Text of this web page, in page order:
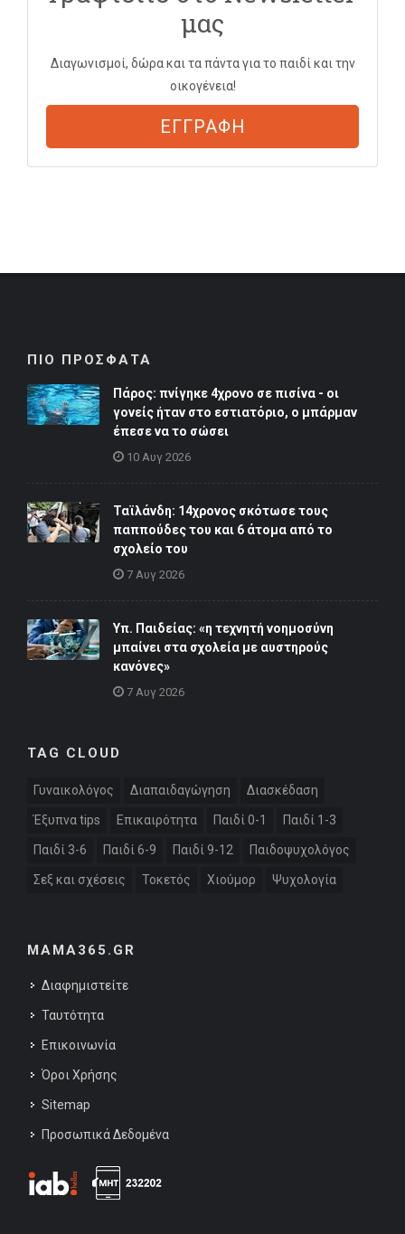
μας
Διαγωνισμοί, δώρα και τα πάντα για το παιδί και την
οικογένεια!
ΕΓΓΡΑΦΗ
ΠΙΟ ΠΡΟΣΦΑΤΑ
Πάρος: πνίγηκε 4χρονο σε πισίνα - οι
γονείς ήταν στο εστιατόριο, ο μπάρμαν
έπεσε να το σώσει
10 Αυγ 2026
Ταϊλάνδη: 14χρονος σκότωσε τους
παππούδες του και 6 άτομα από το
σχολείο του
7 Αυγ 2026
Υπ. Παιδείας: «η τεχνητή νοημοσύνη
μπαίνει στα σχολεία με αυστηρούς
κανόνες»
7 Αυγ 2026
TAG CLOUD
Γυναικολόγος Διαπαιδαγώγηση Διασκέδαση
Έξυπνα tips Επικαιρότητα Παιδί 0-1 Παιδί 1-3
Παιδί 3-6 Παιδί 6-9 Παιδί 9-12 Παιδοψυχολόγος
Σεξ και σχέσεις Τοκετός Χιούμορ Ψυχολογία
MAMA365.GR
Διαφημιστείτε
Ταυτότητα
Επικοινωνία
Όροι Χρήσης
Sitemap
Προσωπικά Δεδομένα